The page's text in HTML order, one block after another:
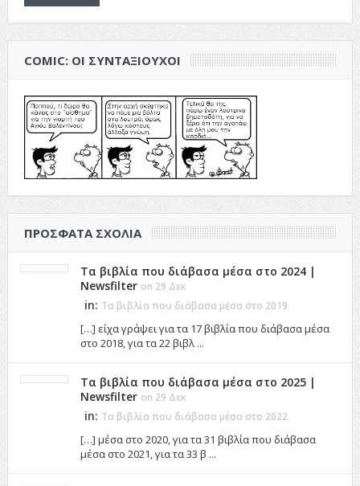
COMIC: ΟΙ ΣΥΝΤΑΞΙΟΎΧΟΙ
ΠΡΌΣΦΑΤΑ ΣΧΌΛΙΑ
Τα βιβλία που διάβασα μέσα στο 2024 |
Newsfilter on 29 Δεκ
in: Τα βιβλία που διάβασα μέσα στο 2019
[…] είχα γράψει για τα 17 βιβλία που διάβασα μέσα
στο 2018, για τα 22 βιβλ ...
Τα βιβλία που διάβασα μέσα στο 2025 |
Newsfilter on 29 Δεκ
in: Τα βιβλία που διάβασα μέσα στο 2022
[…] μέσα στο 2020, για τα 31 βιβλία που διάβασα
μέσα στο 2021, για τα 33 β ...